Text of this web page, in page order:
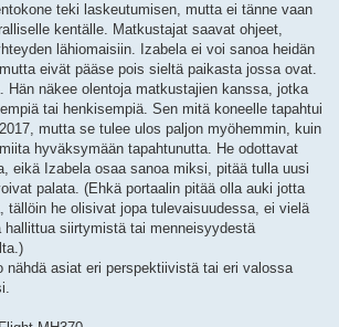
teki laskeutumisen, mutta ei tänne vaan
kentälle. Matkustajat saavat ohjeet,
lähiomaisiin. Izabela ei voi sanoa heidän
eivät pääse pois sieltä paikasta jossa ovat.
Hän näkee olentoja matkustajien kanssa, jotka
tai henkisempiä. Sen mitä koneelle tapahtui
mutta se tulee ulos paljon myöhemmin, kuin
hyväksymään tapahtunutta. He odottavat
eikä Izabela osaa sanoa miksi, pitää tulla uusi
palata. (Ehkä portaalin pitää olla auki jotta
tällöin he olisivat jopa tulevaisuudessa, ei vielä
hallittua siirtymistä tai menneisyydestä
nähdä asiat eri perspektiivistä tai eri valossa